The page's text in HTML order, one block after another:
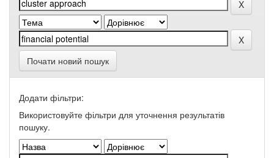
Почати новий пошук
Додати фільтри:
Використовуйте фільтри для уточнення результатів
пошуку.